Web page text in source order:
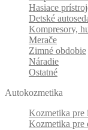
Hasiace
Detské
Kompresory,
Merače
Zimné obdobie
Náradie
Ostatné
Autokozmetika
Kozmetika pre
Kozmetika pre